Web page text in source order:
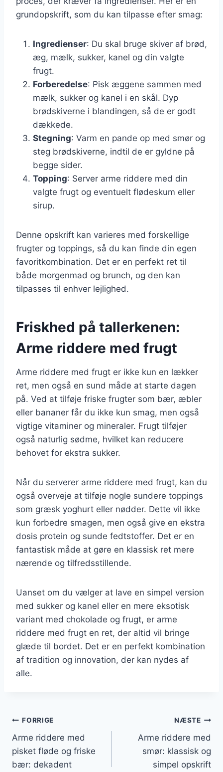
grundopskrift, som du kan tilpasse efter smag:
Ingredienser: Du skal bruge skiver af brød,
æg, mælk, sukker, kanel og din valgte
frugt.
Forberedelse: Pisk æggene sammen med
mælk, sukker og kanel i en skål. Dyp
brødskiverne i blandingen, så de er godt
dækkede.
Stegning: Varm en pande op med smør og
steg brødskiverne, indtil de er gyldne på
begge sider.
Topping: Server arme riddere med din
valgte frugt og eventuelt flødeskum eller
sirup.
Denne opskrift kan varieres med forskellige
frugter og toppings, så du kan finde din egen
favoritkombination. Det er en perfekt ret til
både morgenmad og brunch, og den kan
tilpasses til enhver lejlighed.
Friskhed på tallerkenen:
Arme riddere med frugt
Arme riddere med frugt er ikke kun en lækker
ret, men også en sund måde at starte dagen
på. Ved at tilføje friske frugter som bær, æbler
eller bananer får du ikke kun smag, men også
vigtige vitaminer og mineraler. Frugt tilføjer
også naturlig sødme, hvilket kan reducere
behovet for ekstra sukker.
Når du serverer arme riddere med frugt, kan du
også overveje at tilføje nogle sundere toppings
som græsk yoghurt eller nødder. Dette vil ikke
kun forbedre smagen, men også give en ekstra
dosis protein og sunde fedtstoffer. Det er en
fantastisk måde at gøre en klassisk ret mere
nærende og tilfredsstillende.
Uanset om du vælger at lave en simpel version
med sukker og kanel eller en mere eksotisk
variant med chokolade og frugt, er arme
riddere med frugt en ret, der altid vil bringe
glæde til bordet. Det er en perfekt kombination
af tradition og innovation, der kan nydes af
alle.
Indlægsnavigation
FORRIGE
Arme riddere med
pisket fløde og friske
bær: dekadent
NÆSTE
Arme riddere med
smør: klassisk og
simpel opskrift